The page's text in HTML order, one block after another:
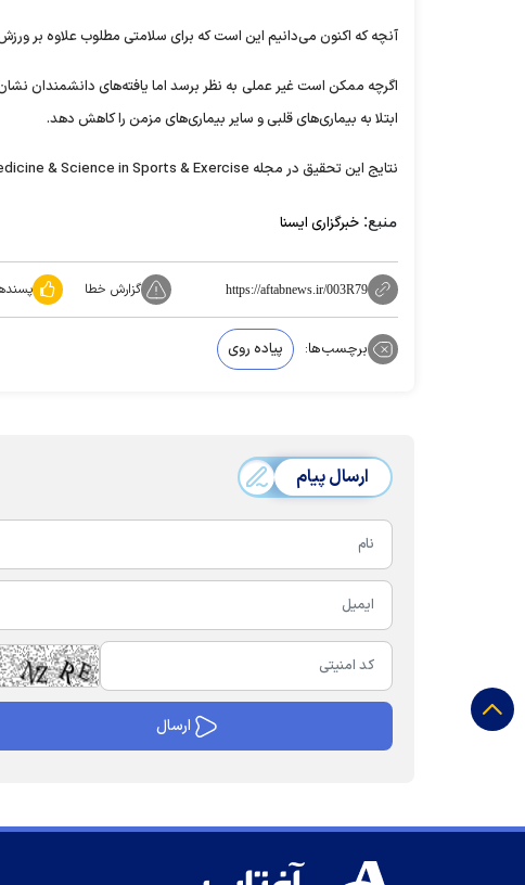
آنچه که اکنون می‌دانیم این است که برای سلامتی مطلوب علاوه بر
اگرچه ممکن است غیر عملی به نظر برسد اما یافته‌های دانشمندان
ابتلا به بیماری‌های قلبی و سایر بیماری‌های مزمن را کاهش دهد.
نتایج این تحقیق در مجله Medicine & Science in Sports & Exercise منتشر شده است.
منبع: خبرگزاری ایسنا
https://aftabnews.ir/003R79 گزارش خطا
برچسب‌ها: پیاده روی
ارسال پیام